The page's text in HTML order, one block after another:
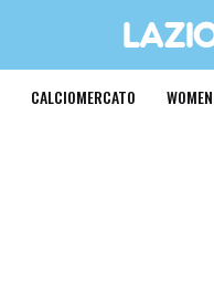
CALCIOMERCATO WOMEN